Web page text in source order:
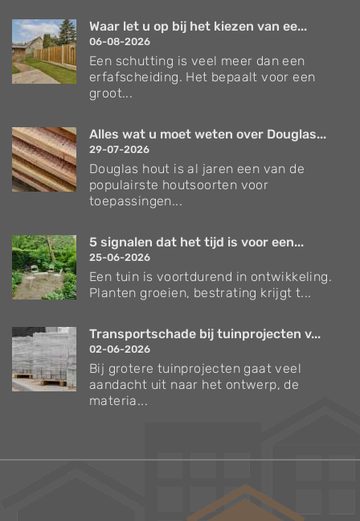
Waar let u op bij het kiezen van ee...
06-08-2026
Een schutting is veel meer dan een
erfafscheiding. Het bepaalt voor een
groot...
Alles wat u moet weten over Douglas...
29-07-2026
Douglas hout is al jaren een van de
populairste houtsoorten voor
toepassingen...
5 signalen dat het tijd is voor een...
25-06-2026
Een tuin is voortdurend in ontwikkeling.
Planten groeien, bestrating krijgt t...
Transportschade bij tuinprojecten v...
02-06-2026
Bij grotere tuinprojecten gaat veel
aandacht uit naar het ontwerp, de
materia...